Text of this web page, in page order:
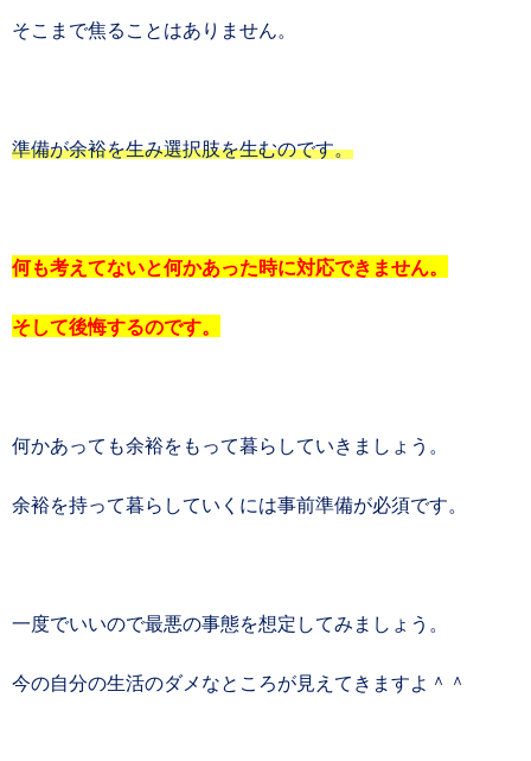
そこまで焦ることはありません。
準備が余裕を生み選択肢を生むのです。
何も考えてないと何かあった時に対応できません。
そして後悔するのです。
何かあっても余裕をもって暮らしていきましょう。
余裕を持って暮らしていくには事前準備が必須です。
一度でいいので最悪の事態を想定してみましょう。
今の自分の生活のダメなところが見えてきますよ＾＾